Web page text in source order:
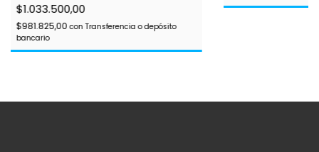
$1.033.500,00
$981.825,00con Transferencia o depósito
bancario